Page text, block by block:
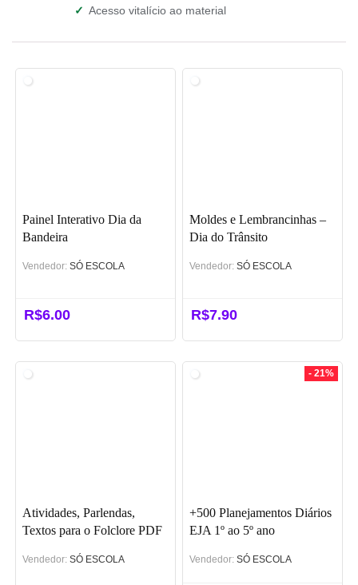
✓ Acesso vitalício ao material
Painel Interativo Dia da
Bandeira
Vendedor: SÓ ESCOLA
R$6.00
Moldes e Lembrancinhas –
Dia do Trânsito
Vendedor: SÓ ESCOLA
R$7.90
Atividades, Parlendas,
Textos para o Folclore PDF
Vendedor: SÓ ESCOLA
- 21%
+500 Planejamentos Diários
EJA 1º ao 5º ano
Vendedor: SÓ ESCOLA